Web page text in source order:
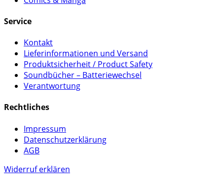
Service
Kontakt
Lieferinformationen und Versand
Produktsicherheit / Product Safety
Soundbücher – Batteriewechsel
Verantwortung
Rechtliches
Impressum
Datenschutzerklärung
AGB
Widerruf erklären